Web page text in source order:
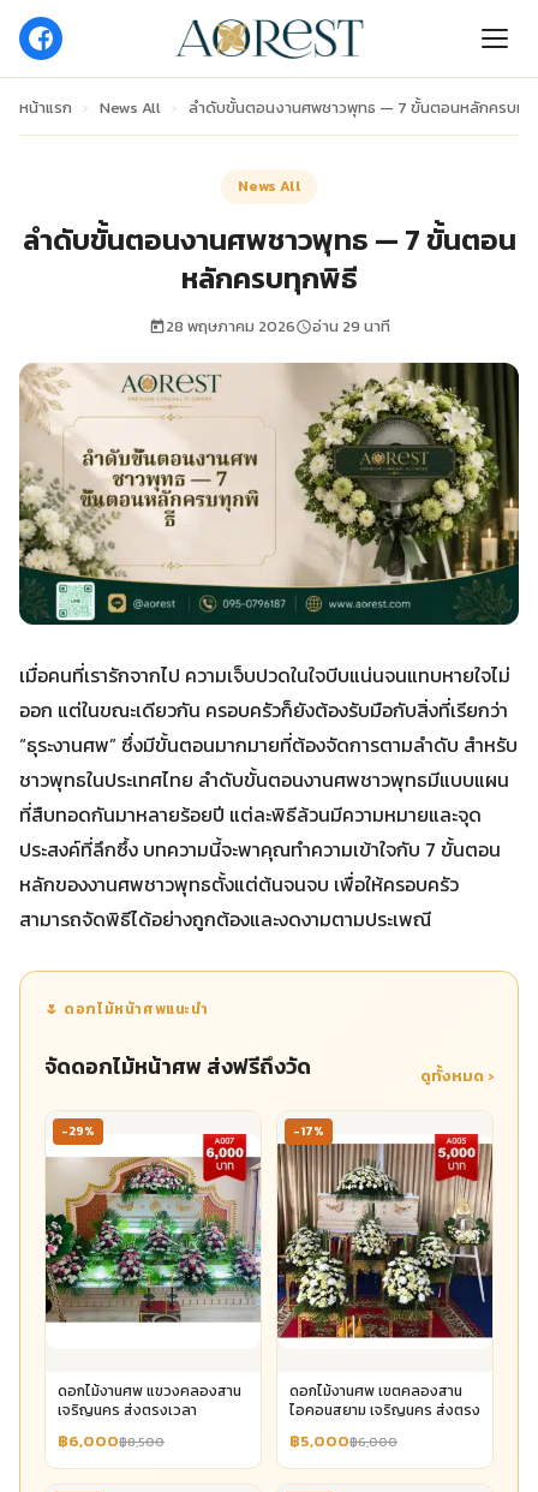
หน้าแรก › News All › ลำดับขั้นตอนงานศพชาวพุทธ — 7 ขั้นตอนหลักครบทุ
News All
ลำดับขั้นตอนงานศพชาวพุทธ — 7 ขั้นตอน
หลักครบทุกพิธี
28 พฤษภาคม 2026 อ่าน 29 นาที
เมื่อคนที่เรารักจากไป ความเจ็บปวดในใจบีบแน่นจนแทบหายใจไม่
ออก แต่ในขณะเดียวกัน ครอบครัวก็ยังต้องรับมือกับสิ่งที่เรียกว่า
“ธุระงานศพ” ซึ่งมีขั้นตอนมากมายที่ต้องจัดการตามลำดับ สำหรับ
ชาวพุทธในประเทศไทย ลำดับขั้นตอนงานศพชาวพุทธมีแบบแผน
ที่สืบทอดกันมาหลายร้อยปี แต่ละพิธีล้วนมีความหมายและจุด
ประสงค์ที่ลึกซึ้ง บทความนี้จะพาคุณทำความเข้าใจกับ 7 ขั้นตอน
หลักของงานศพชาวพุทธตั้งแต่ต้นจนจบ เพื่อให้ครอบครัว
สามารถจัดพิธีได้อย่างถูกต้องและงดงามตามประเพณี
🌷 ดอกไม้หน้าศพแนะนำ
จัดดอกไม้หน้าศพ ส่งฟรีถึงวัด ดูทั้งหมด ›
-29%
ดอกไม้งานศพ แขวงคลองสาน
เจริญนคร ส่งตรงเวลา
฿6,000฿8,500
-17%
ดอกไม้งานศพ เขตคลองสาน
ไอคอนสยาม เจริญนคร ส่งตรง
฿5,000฿6,000